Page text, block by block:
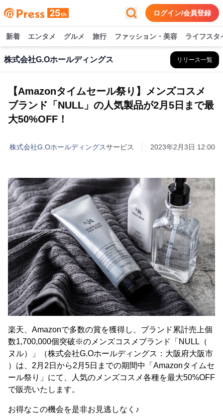
ログイン/会員登録
新着 エンタメ グルメ 旅行 ファッション・美容 ライフスタ
株式会社G.Oホールディングス リリース一覧
【Amazonタイムセール祭り】メンズコスメ
ブランド「NULL」の人気製品が2月5日まで最
大50%OFF！
株式会社G.Oホールディングスサービス 2023年2月3日 12:00
楽天、Amazonで多数の賞を獲得し、ブランド累計売上個
数1,700,000個突破※のメンズコスメブランド「NULL（
ヌル）」（株式会社G.Oホールディングス：大阪府大阪市
）は、2月2日から2月5日までの期間中「Amazonタイムセ
ール祭り」にて、人気のメンズコスメ各種を最大50%OFF
で販売いたします。
お得なこの機会を是非お見逃しなく♪